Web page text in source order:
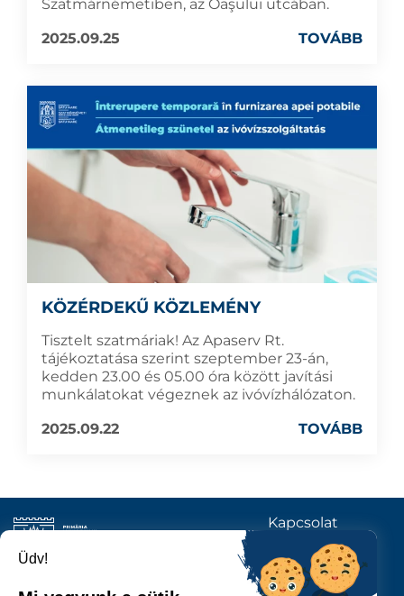
Szatmárnémetiben, az Oaşului utcában.
2025.09.25
TOVÁBB
KÖZÉRDEKŰ KÖZLEMÉNY
Tisztelt szatmáriak! Az Apaserv Rt.
tájékoztatása szerint szeptember 23-án,
kedden 23.00 és 05.00 óra között javítási
munkálatokat végeznek az ivóvízhálózaton.
2025.09.22
TOVÁBB
Kapcsolat
KÖVESSENEK
Üdv!